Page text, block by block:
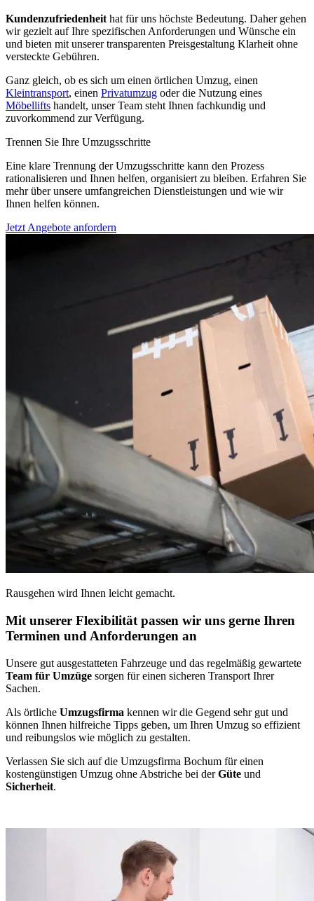
Kundenzufriedenheit hat für uns höchste Bedeutung. Daher gehen
wir gezielt auf Ihre spezifischen Anforderungen und Wünsche ein
und bieten mit unserer transparenten Preisgestaltung Klarheit ohne
versteckte Gebühren.
Ganz gleich, ob es sich um einen örtlichen Umzug, einen
Kleintransport, einen Privatumzug oder die Nutzung eines
Möbellifts handelt, unser Team steht Ihnen fachkundig und
zuvorkommend zur Verfügung.
Trennen Sie Ihre Umzugsschritte
Eine klare Trennung der Umzugsschritte kann den Prozess
rationalisieren und Ihnen helfen, organisiert zu bleiben. Erfahren Sie
mehr über unsere umfangreichen Dienstleistungen und wie wir
Ihnen helfen können.
Jetzt Angebote anfordern
Rausgehen wird Ihnen leicht gemacht.
Mit unserer Flexibilität passen wir uns gerne Ihren
Terminen und Anforderungen an
Unsere gut ausgestatteten Fahrzeuge und das regelmäßig gewartete
Team für Umzüge sorgen für einen sicheren Transport Ihrer
Sachen.
Als örtliche Umzugsfirma kennen wir die Gegend sehr gut und
können Ihnen hilfreiche Tipps geben, um Ihren Umzug so effizient
und reibungslos wie möglich zu gestalten.
Verlassen Sie sich auf die Umzugsfirma Bochum für einen
kostengünstigen Umzug ohne Abstriche bei derGüte und
Sicherheit.